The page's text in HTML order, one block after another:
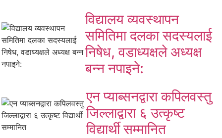
विद्यालय व्यवस्थापन
समितिमा दलका सदस्यलाई
निषेध, वडाध्यक्षले अध्यक्ष
बन्न नपाइने:
एन प्याब्सनद्वारा कपिलवस्तु
जिल्लाद्वारा ६ उत्कृष्ट
विद्यार्थी सम्मानित